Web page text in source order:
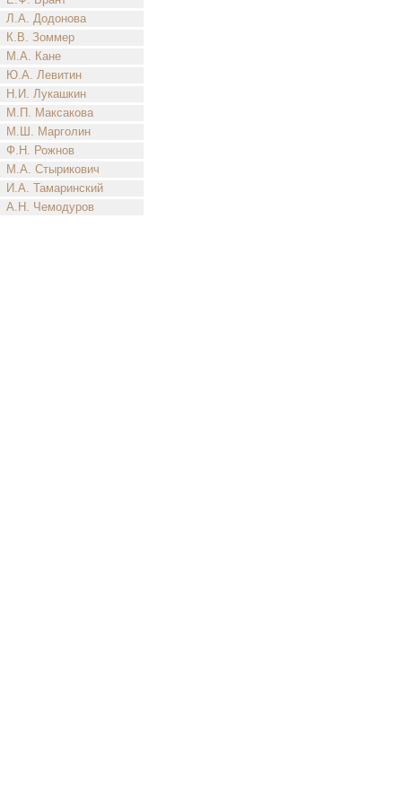
Л.А. Додонова
К.В. Зоммер
М.А. Кане
Ю.А. Левитин
Н.И. Лукашкин
М.П. Максакова
М.Ш. Марголин
Ф.Н. Рожнов
М.А. Стырикович
И.А. Тамаринский
А.Н. Чемодуров